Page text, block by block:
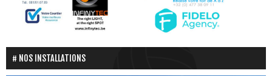
NOS INSTALLATIONS